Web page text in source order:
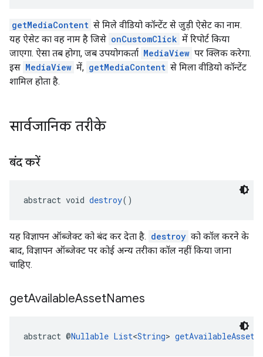
getMediaContent से मिले वीडियो कॉन्टेंट से जुड़ी ऐसेट का नाम.
यह ऐसेट का वह नाम है जिसे onCustomClick में रिपोर्ट किया
जाएगा. ऐसा तब होगा, जब उपयोगकर्ता MediaView पर क्लिक करेगा.
इस MediaView में, getMediaContent से मिला वीडियो कॉन्टेंट
शामिल होता है.
सार्वजानिक तरीके
बंद करें
abstract void destroy()
यह विज्ञापन ऑब्जेक्ट को बंद कर देता है. destroy को कॉल करने के
बाद, विज्ञापन ऑब्जेक्ट पर कोई अन्य तरीका कॉल नहीं किया जाना
चाहिए.
getAvailableAssetNames
abstract @Nullable List<String>